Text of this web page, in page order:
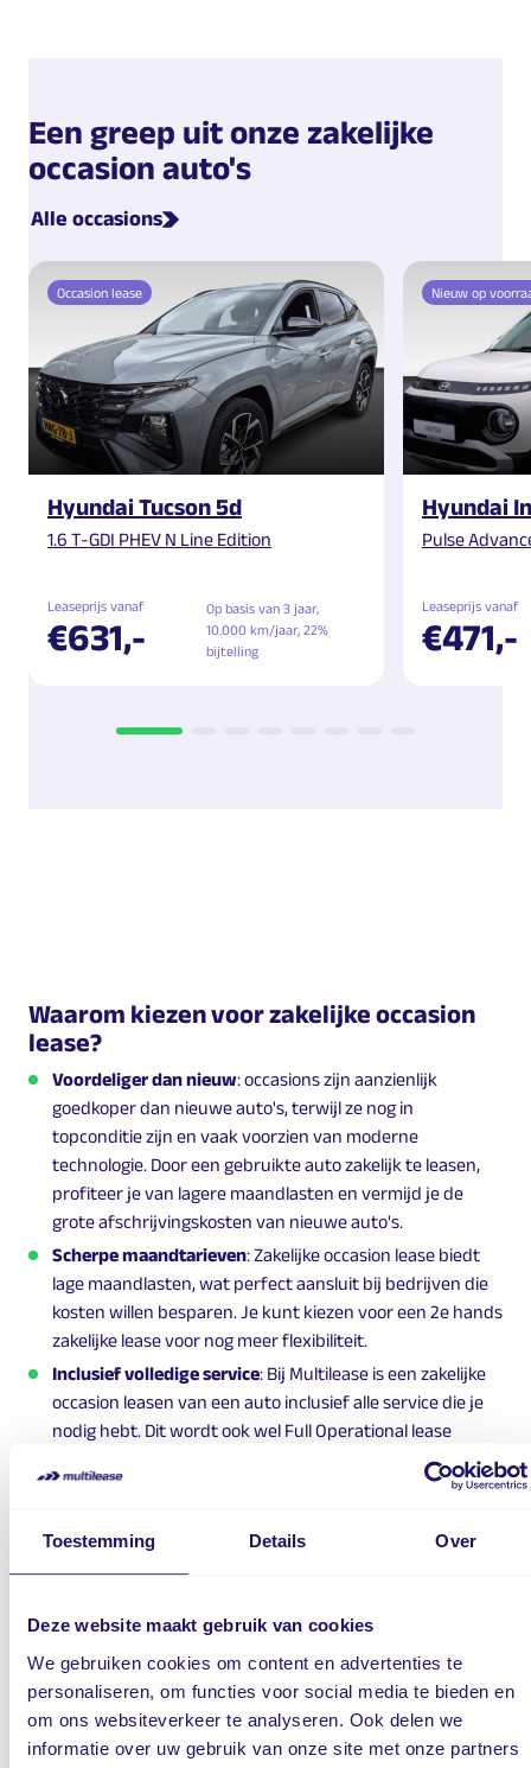
Toestemming Details Over
Deze website maakt gebruik van cookies
We gebruiken cookies om content en advertenties te
personaliseren, om functies voor social media te bieden en
om ons websiteverkeer te analyseren. Ook delen we
informatie over uw gebruik van onze site met onze partners
Een greep uit onze zakelijke
occasion auto's
Alle occasions
Hyundai Tucson 5d
1.6 T-GDI PHEV N Line Edition
Leaseprijs vanaf
€631,-
Op basis van 3 jaar,
10.000 km/jaar, 22%
bijtelling
Occasion lease
Hyundai
Pulse
Leaseprijs vanaf
€471,-
Nieuw op
Waarom kiezen voor zakelijke occasion
lease?
Voordeliger dan nieuw: occasions zijn aanzienlijk
goedkoper dan nieuwe auto's, terwijl ze nog in
topconditie zijn en vaak voorzien van moderne
technologie. Door een gebruikte auto zakelijk te leasen,
profiteer je van lagere maandlasten en vermijd je de
grote afschrijvingskosten van nieuwe auto's.
Scherpe maandtarieven: Zakelijke occasion lease biedt
lage maandlasten, wat perfect aansluit bij bedrijven die
kosten willen besparen. Je kunt kiezen voor een 2e hands
zakelijke lease voor nog meer flexibiliteit.
Inclusief volledige service: Bij Multilease is een zakelijke
occasion leasen van een auto inclusief alle service die je
nodig hebt. Dit wordt ook wel Full Operational lease
genoemd. Denk hierbij aan services als onderhoud,
verzekering en reparaties, net als bij het leasen van een
kosten en maakt het leasen van een occasion nog
aantrekkelijker.
met een occasion vaak een wat luxere auto leasen die
alsnog binnen je budget valt.